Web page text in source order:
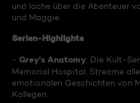
und lache über die Abenteuer
und Maggie.
Serien-Highlights
- Grey's Anatomy: Die Kult-
Memorial Hospital. Streame
emotionalen Geschichten von
Kollegen.